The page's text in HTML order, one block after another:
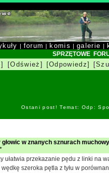
| forum | komis |galerie |
SPRZĘTOWE
[Odśwież] [Odpowiedz]
Ostani post! Temat: Odp:
głowic w znanych sznurach
ułatwia przekazanie pędu z linki na
wędkę szeroka pętla z tyłu w